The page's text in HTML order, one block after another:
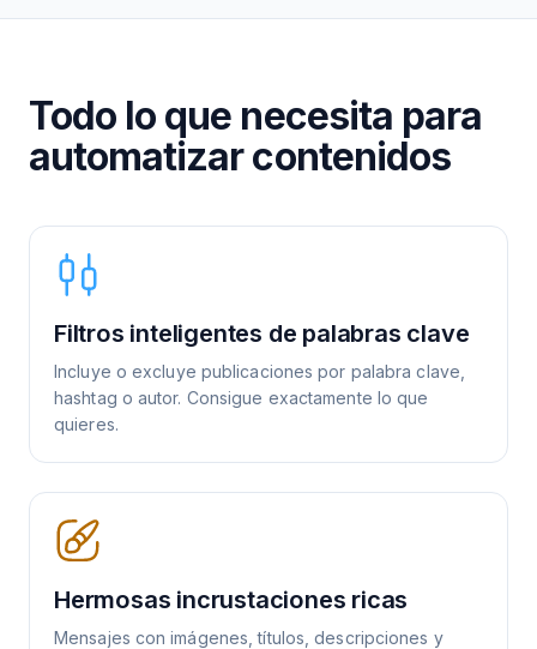
Todo lo que necesita para
automatizar contenidos
Filtros inteligentes de palabras clave
Incluye o excluye publicaciones por palabra clave,
hashtag o autor. Consigue exactamente lo que
quieres.
Hermosas incrustaciones ricas
Mensajes con imágenes, títulos, descripciones y